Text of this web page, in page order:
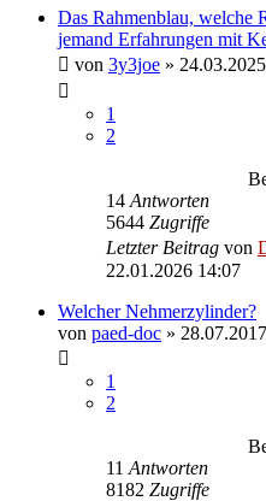
Das Rahmenblau, welche
jemand Erfahrungen mit
von 3y3joe »
1
2
14 Antworten
5644 Zugriffe
Letzter Beitrag von
22.01.2026 14:07
Welcher Nehmerzylinder?
von paed-doc »
1
2
11 Antworten
8182 Zugriffe